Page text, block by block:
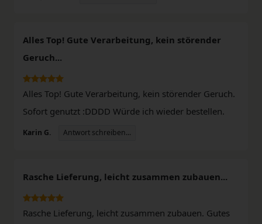
Alles Top! Gute Verarbeitung, kein störender
Geruch...
Alles Top! Gute Verarbeitung, kein störender Geruch.
Sofort genutzt :DDDD Würde ich wieder bestellen.
Karin G. Antwort schreiben...
Rasche Lieferung, leicht zusammen zubauen...
Rasche Lieferung, leicht zusammen zubauen. Gutes